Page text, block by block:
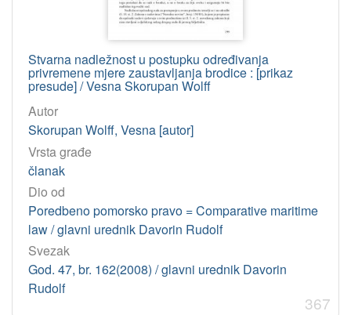
Stvarna nadležnost u postupku određivanja
privremene mjere zaustavljanja brodice : [prikaz
presude] / Vesna Skorupan Wolff
Autor
Skorupan Wolff, Vesna [autor]
Vrsta građe
članak
Dio od
Poredbeno pomorsko pravo = Comparative maritime
law / glavni urednik Davorin Rudolf
Svezak
God. 47, br. 162(2008) / glavni urednik Davorin
Rudolf
367